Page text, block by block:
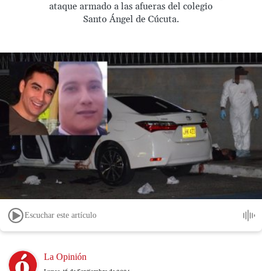
ataque armado a las afueras del colegio
Santo Ángel de Cúcuta.
Escuchar este artículo
Image La Opinión